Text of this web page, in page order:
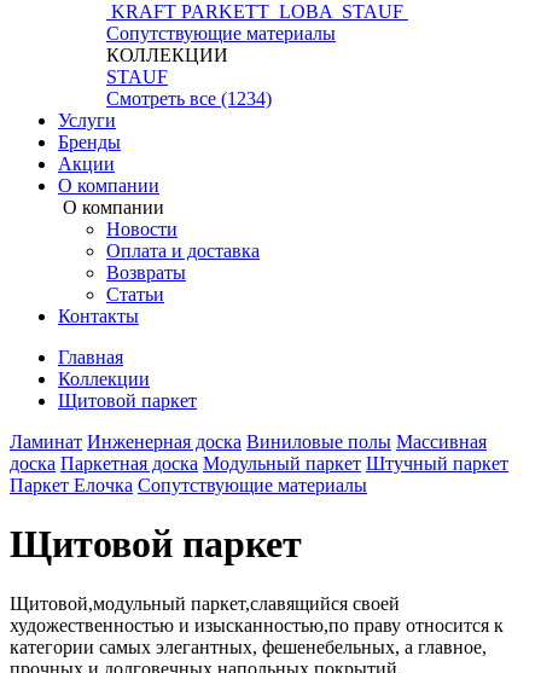
KRAFT PARKETT LOBA STAUF
Сопутствующие материалы
КОЛЛЕКЦИИ
STAUF
Смотреть все (1234)
Услуги
Бренды
Акции
О компании
О компании
Новости
Оплата и доставка
Возвраты
Статьи
Контакты
Главная
Коллекции
Щитовой паркет
Ламинат Инженерная доска Виниловые полы Массивная
доска Паркетная доска Модульный паркет Штучный паркет
Паркет Елочка Сопутствующие материалы
Щитовой паркет
Щитовой,модульный паркет,славящийся своей
художественностью и изысканностью,по праву относится к
категории самых элегантных, фешенебельных, а главное,
прочных и долговечных напольных покрытий.